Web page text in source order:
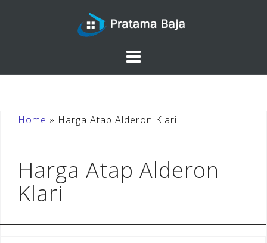
Home » Harga Atap Alderon Klari
Harga Atap Alderon
Klari